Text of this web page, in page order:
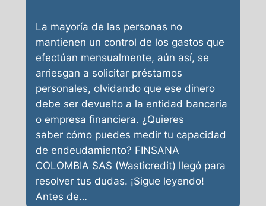
La mayoría de las personas no
mantienen un control de los gastos que
efectúan mensualmente, aún así, se
arriesgan a solicitar préstamos
personales, olvidando que ese dinero
debe ser devuelto a la entidad bancaria
o empresa financiera. ¿Quieres
saber cómo puedes medir tu capacidad
de endeudamiento? FINSANA
COLOMBIA SAS (Wasticredit) llegó para
resolver tus dudas. ¡Sigue leyendo!
Antes de…